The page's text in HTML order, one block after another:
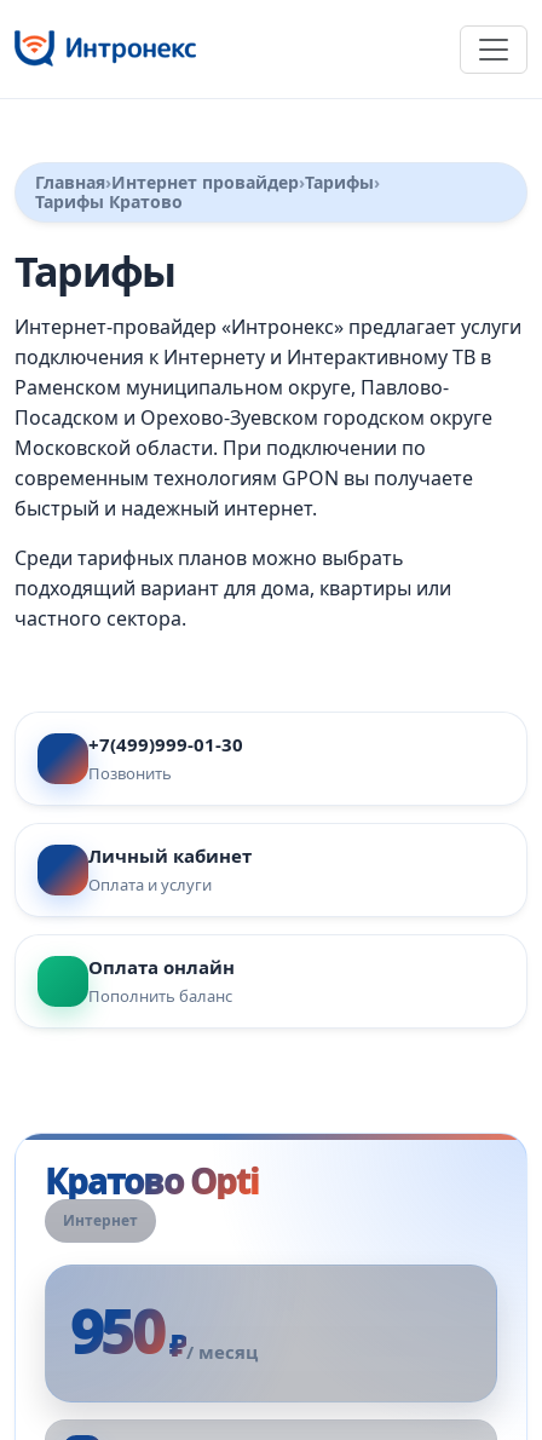
Главная Интернет провайдер Тарифы
Тарифы Кратово
Тарифы
Интернет-провайдер «Интронекс» предлагает услуги
подключения к Интернету и Интерактивному ТВ в
Раменском муниципальном округе, Павлово-
Посадском и Орехово-Зуевском городском округе
Московской области. При подключении по
современным технологиям GPON вы получаете
быстрый и надежный интернет.
Среди тарифных планов можно выбрать
подходящий вариант для дома, квартиры или
частного сектора.
+7(499)999-01-30
Позвонить
Личный кабинет
Оплата и услуги
Оплата онлайн
Пополнить баланс
Кратово Opti
Интернет
950₽/ месяц